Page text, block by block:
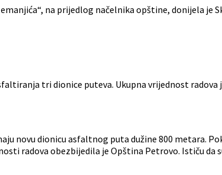
na prijedlog načelnika opštine, donijela je
tri dionice puteva. Ukupna vrijednost
novu dionicu asfaltnog puta dužine 800 metara.
radova obezbijedila je Opština Petrovo. Ističu